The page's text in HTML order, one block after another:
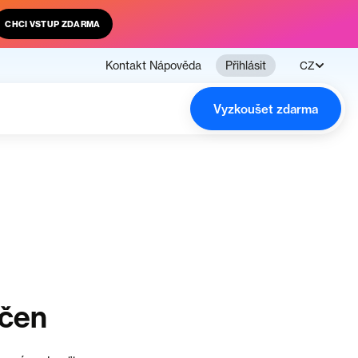
CHCI VSTUP ZDARMA
Kontakt Nápověda Přihlásit CZ
Vyzkoušet zdarma